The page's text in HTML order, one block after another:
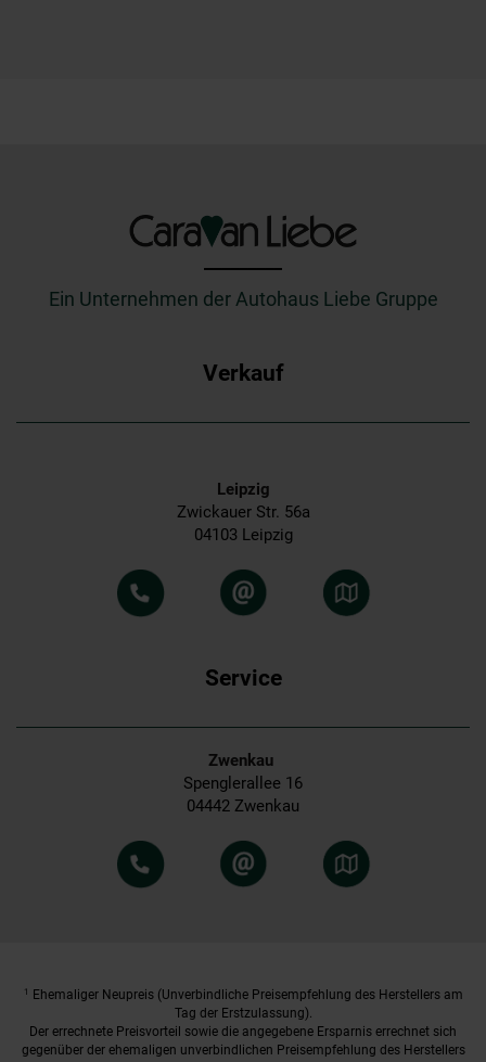
Ein Unternehmen der Autohaus Liebe Gruppe
Verkauf
Leipzig
Zwickauer Str. 56a
04103 Leipzig
Service
Zwenkau
Spenglerallee 16
04442 Zwenkau
1
Ehemaliger Neupreis (Unverbindliche Preisempfehlung des Herstellers am
Tag der Erstzulassung).
Der errechnete Preisvorteil sowie die angegebene Ersparnis errechnet sich
gegenüber der ehemaligen unverbindlichen Preisempfehlung des Herstellers